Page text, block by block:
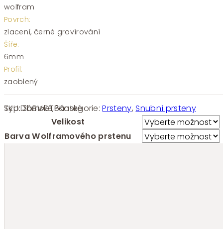
wolfram
Povrch:
zlacení, černé gravírování
Šíře:
6mm
Profil:
zaoblený
SKU:3bBVGT6Kategorie:Prsteny,Snubní prsteny
Typ:Dámské,Pánské
Velikost
Barva Wolframového prstenu